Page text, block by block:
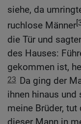
siehe, da
ruchlose Männer
die Tür und
des Hauses:
gekommen ist,
23 Da ging der
ihnen hinaus und
meine Brüder,
dieser Mann in